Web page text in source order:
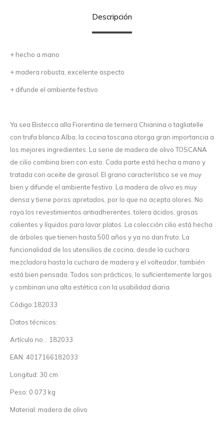
Descripción
+ hecho a mano
+ madera robusta, excelente aspecto
+ difunde el ambiente festivo
Ya sea Bistecca alla Fiorentina de ternera Chianina o tagliatelle
con trufa blanca Alba, la cocina toscana otorga gran importancia a
los mejores ingredientes. La serie de madera de olivo TOSCANA
de cilio combina bien con esto. Cada parte está hecha a mano y
tratada con aceite de girasol. El grano característico se ve muy
bien y difunde el ambiente festivo. La madera de olivo es muy
densa y tiene poros apretados, por lo que no acepta olores. No
raya los revestimientos antiadherentes, tolera ácidos, grasas
calientes y líquidos para lavar platos. La colección cilio está hecha
de árboles que tienen hasta 500 años y ya no dan fruto. La
funcionalidad de los utensilios de cocina, desde la cuchara
mezcladora hasta la cuchara de madera y el volteador, también
está bien pensada. Todos son prácticos, lo suficientemente largos
y combinan una alta estética con la usabilidad diaria.
Código:182033
Datos técnicos:
Artículo no .: 182033
EAN: 4017166182033
Longitud: 30 cm
Peso: 0.073 kg
Material: madera de olivo